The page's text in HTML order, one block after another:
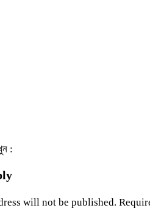
:
will not be published.